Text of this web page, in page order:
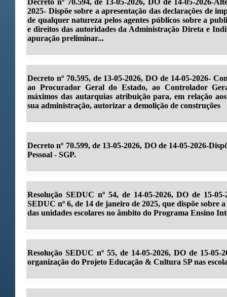
Decreto nº 70.594, de 13-05-2026, DO de 14-05-2026-
2025- Dispõe sobre a apresentação das declarações de
de qualquer natureza pelos agentes públicos sobre a
e direitos das autoridades da Administração Direta e
apuração preliminar...
Decreto nº 70.595, de 13-05-2026, DO de 14-05-2026-
ao Procurador Geral do Estado, ao Controlador
máximos das autarquias atribuição para, em relação
sua administração, autorizar a demolição de construções
Decreto nº 70.599, de 13-05-2026, DO de 14-05-2026-
Pessoal - SGP.
Resolução SEDUC nº 54, de 14-05-2026, DO de 15-
SEDUC nº 6, de 14 de janeiro de 2025, que dispõe sobre
das unidades escolares no âmbito do Programa Ensino
Resolução SEDUC nº 55, de 14-05-2026, DO de 15-05-
organização do Projeto Educação & Cultura SP nas